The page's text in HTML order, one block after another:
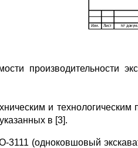
производительности
и
в [3].
3111 (одноковшовый